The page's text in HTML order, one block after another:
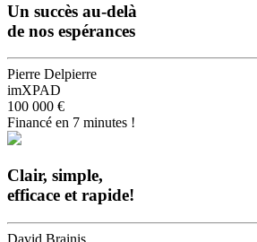
Un succès au-delà
de nos espérances
Pierre Delpierre
imXPAD
100 000 €
Financé en 7 minutes !
Clair, simple,
efficace et rapide!
David Brainis